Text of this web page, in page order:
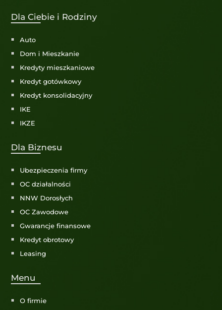
Dla Ciebie i Rodziny
Auto
Dom i Mieszkanie
Kredyty mieszkaniowe
Kredyt gotówkowy
Kredyt konsolidacyjny
IKE
IKZE
Dla Biznesu
Ubezpieczenia firmy
OC działalności
NNW Dorosłych
OC Zawodowe
Gwarancje finansowe
Kredyt obrotowy
Leasing
Menu
O firmie